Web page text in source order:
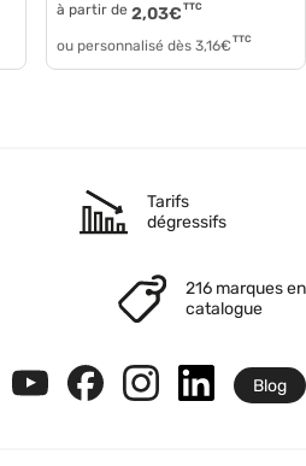
à partir de 2,03€ TTC
ou personnalisé dès 3,16€ TTC
Tarifs
dégressifs
216 marques en
catalogue
Blog